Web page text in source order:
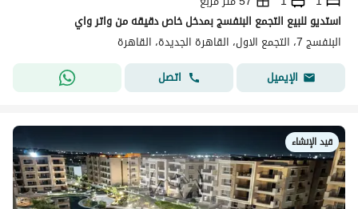
استديو للبيع التجمع البنفسج بمدخل خاص دقيقه من واتر واي
البنفسج 7، التجمع الاول، القاهرة الجديدة، القاهرة
الإيميل
اتصل
قيد الإنشاء